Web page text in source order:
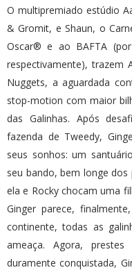
O multipremiado estúdio
& Gromit, e Shaun, o
Oscar® e ao BAFTA
respectivamente), trazem
Nuggets, a aguardada
stop-motion com maior
das Galinhas. Após
fazenda de Tweedy,
seus sonhos: um
seu bando, bem longe
ela e Rocky chocam uma
Ginger parece,
continente, todas as
ameaça. Agora,
duramente conquistada,